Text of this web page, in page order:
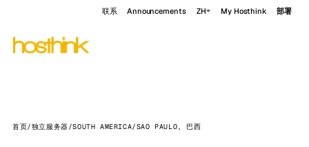
联系 Announcements ZH My Hosthink 部署
首页/独立服务器/SOUTH AMERICA/SAO PAULO, 巴西